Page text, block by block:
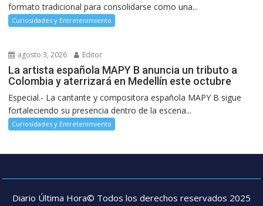
formato tradicional para consolidarse como una...
Curiosidades y Entretenimiento
agosto 3, 2026 Editor
La artista española MAPY B anuncia un tributo a
Colombia y aterrizará en Medellín este octubre
Especial.- La cantante y compositora española MAPY B sigue
fortaleciendo su presencia dentro de la escena...
Curiosidades y Entretenimiento
Diario Última Hora© Todos los derechos reservados 2025